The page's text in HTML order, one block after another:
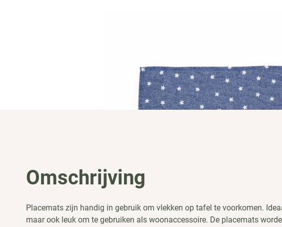
Omschrijving
Placemats zijn handig in gebruik om vlekken op tafel te voorkomen.
maar ook leuk om te gebruiken als woonaccessoire. De placemats